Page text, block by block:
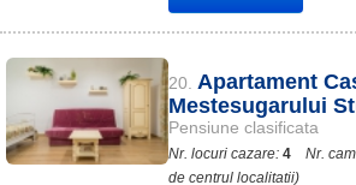
20. Apartament
Mestesugarului
Pensiune clasificata
Nr. locuri cazare: 4 Nr.
de centrul localitatii)